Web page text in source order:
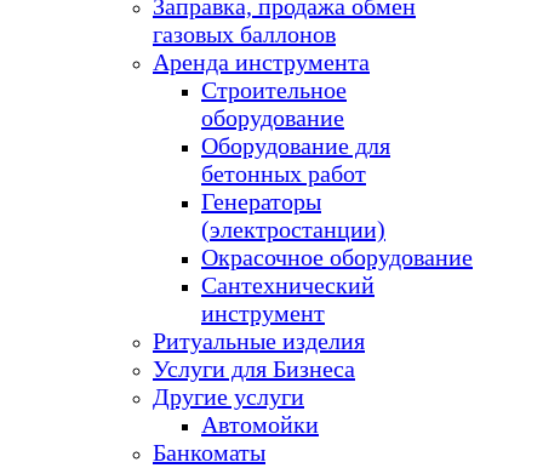
Заправка, продажа обмен
газовых баллонов
Аренда инструмента
Строительное
оборудование
Оборудование для
бетонных работ
Генераторы
(электростанции)
Окрасочное оборудование
Сантехнический
инструмент
Ритуальные изделия
Услуги для Бизнеса
Другие услуги
Автомойки
Банкоматы